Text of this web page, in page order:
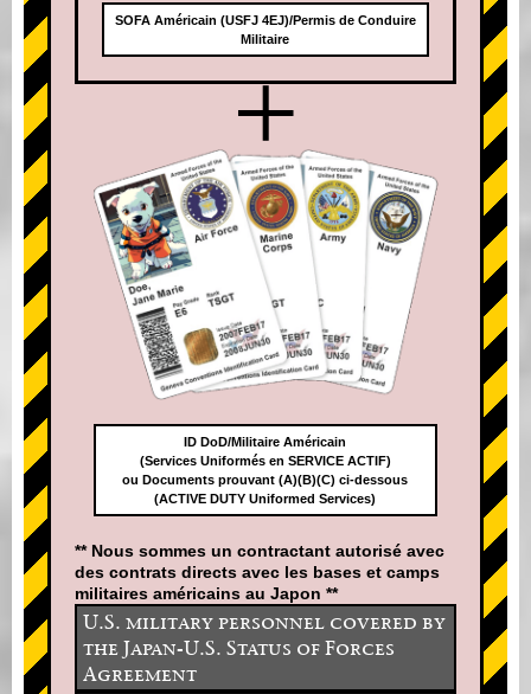
SOFA Américain (USFJ 4EJ)/Permis de Conduire
Militaire
+
ID DoD/Militaire Américain
(Services Uniformés en SERVICE ACTIF)
ou Documents prouvant (A)(B)(C) ci-dessous
(ACTIVE DUTY Uniformed Services)
** Nous sommes un contractant autorisé avec
des contrats directs avec les bases et camps
militaires américains au Japon **
U.S. military personnel covered by
the Japan-U.S. Status of Forces
Agreement